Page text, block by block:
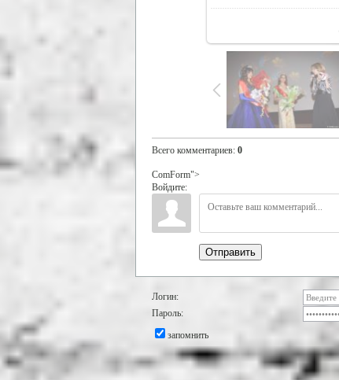
Всего комментариев: 0
ComForm">
Войдите:
Отправить
Логин:
Пароль:
запомнить